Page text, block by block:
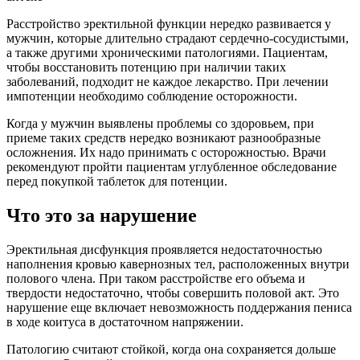
Расстройство эректильной функции нередко развивается у
мужчин, которые длительно страдают сердечно-сосудистыми,
а также другими хроническими патологиями. Пациентам,
чтобы восстановить потенцию при наличии таких
заболеваний, подходит не каждое лекарство. При лечении
импотенции необходимо соблюдение осторожности.
Когда у мужчин выявлены проблемы со здоровьем, при
приеме таких средств нередко возникают разнообразные
осложнения. Их надо принимать с осторожностью. Врачи
рекомендуют пройти пациентам углубленное обследование
перед покупкой таблеток для потенции.
Что это за нарушение
Эректильная дисфункция проявляется недостаточностью
наполнения кровью кавернозных тел, расположенных внутри
полового члена. При таком расстройстве его объема и
твердости недостаточно, чтобы совершить половой акт. Это
нарушение еще включает невозможность поддержания пениса
в ходе коитуса в достаточном напряжении.
Патологию считают стойкой, когда она сохраняется дольше